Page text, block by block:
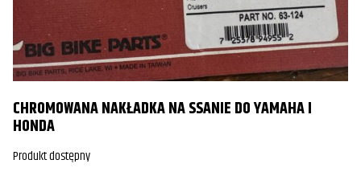
CHROMOWANA NAKŁADKA NA SSANIE DO YAMAHA I
HONDA
Produkt dostępny